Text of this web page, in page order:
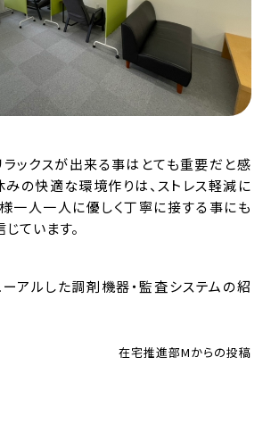
ックスが出来る事はとても重要だと感
みの快適な環境作りは、ストレス軽減に
一人一人に優しく丁寧に接する事にも
ています。
アルした調剤機器・監査システムの紹
在宅推進部Mからの投稿